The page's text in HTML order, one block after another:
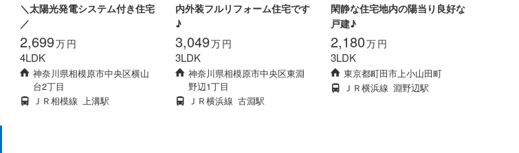
＼太陽光発電システム付き住宅
／
2,699万円
4LDK
神奈川県相模原市中央区横山
台2丁目
ＪＲ相模線
上溝駅
内外装フルリフォーム住宅です
♪
3,049万円
3LDK
神奈川県相模原市中央区東淵
野辺1丁目
ＪＲ横浜線 古淵駅
閑静な住宅地内の陽当り良好な
戸建♪
2,180万円
3LDK
東京都町田市上小山田町
ＪＲ横浜線 淵野辺駅